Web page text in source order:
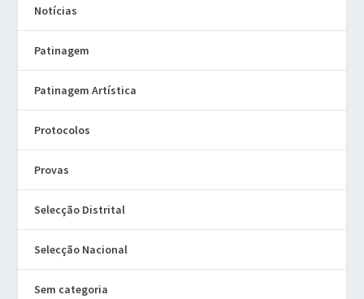
Notícias
Patinagem
Patinagem Artística
Protocolos
Provas
Selecção Distrital
Selecção Nacional
Sem categoria